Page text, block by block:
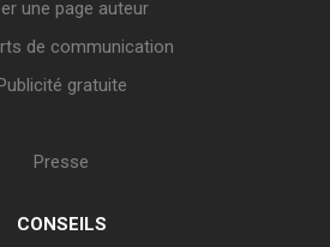
une page auteur
de communication
gratuite
Presse
CONSEILS